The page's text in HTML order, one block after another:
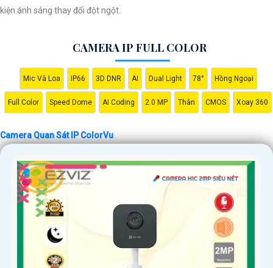
kiện ánh sáng thay đổi đột ngột.
CAMERA IP FULL COLOR
Mic Và Loa IP66 3D DNR AI Dual Light 78° Hồng Ngoại
Full Color Speed Dome AI Coding 2.0 MP Thân CMOS Xoay 360
Camera Quan Sát IP ColorVu